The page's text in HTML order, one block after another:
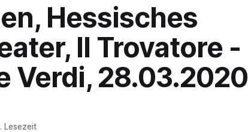
Hessisches
Il Trovatore -
Verdi, 28.03.2020
Lesezeit